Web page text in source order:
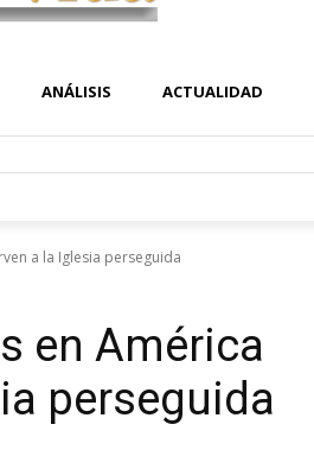
ANÁLISIS ACTUALIDAD
a la Iglesia perseguida
en América
perseguida